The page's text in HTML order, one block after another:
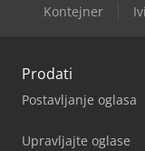
Kontejner
Prodati
Postavljanje oglasa
Upravljajte oglase